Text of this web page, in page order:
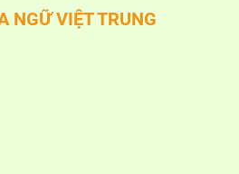
NGỮ VIỆT TRUNG